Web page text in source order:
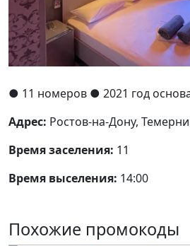
● 11 номеров ● 2021 год
Адрес: Ростов-на-Дону,
Время заселения: 11
Время выселения: 14:00
Похожие промокоды